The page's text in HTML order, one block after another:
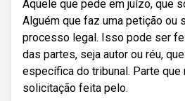
Aquele que pede em juízo, que
Alguém que faz uma petição ou
processo legal. Isso pode ser
das partes, seja autor ou réu,
específica do tribunal. Parte que
solicitação feita pelo.